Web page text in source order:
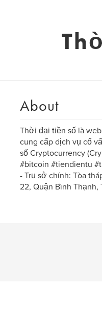
About
Thời đại tiền số là
cung cấp dịch vụ cố
số Cryptocurrency
#bitcoin #tiendientu
- Trụ sở chính: Tòa
22, Quận Bình Thạnh,